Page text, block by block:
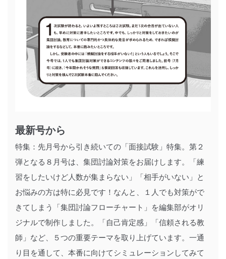
最新号から
特集：先月号から引き続いての「面接試験」特集。第２
弾となる８月号は、集団討論対策をお届けします。「練
習をしたいけど人数が集まらない」「相手がいない」と
お悩みの方は特に必見です！なんと、１人でも対策がで
きてしまう「集団討論フローチャート」を編集部がオリ
ジナルで制作しました。「自己肯定感」「信頼される教
師」など、５つの重要テーマを取り上げています。一通
り目を通して、本番に向けてシミュレーションしてみて